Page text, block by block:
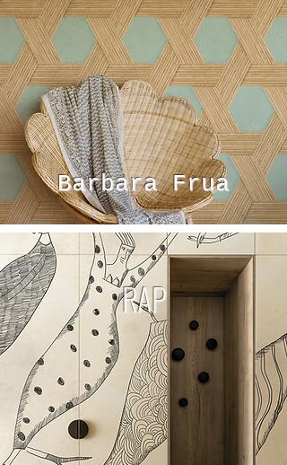
Barbara Frua
RAP